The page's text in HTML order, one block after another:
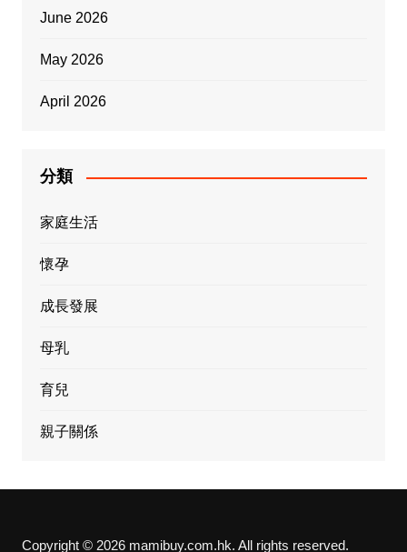
June 2026
May 2026
April 2026
分類
家庭生活
懷孕
成長發展
母乳
育兒
親子關係
Copyright © 2026 mamibuy.com.hk. All rights reserved.